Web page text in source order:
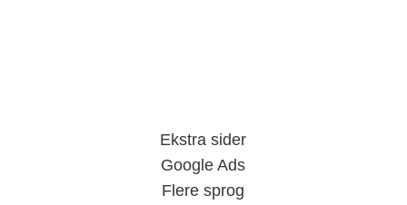
Ekstra sider
Google Ads
Flere sprog